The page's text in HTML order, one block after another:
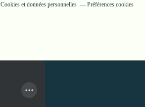
Cookies et données personnelles Préférences cookies